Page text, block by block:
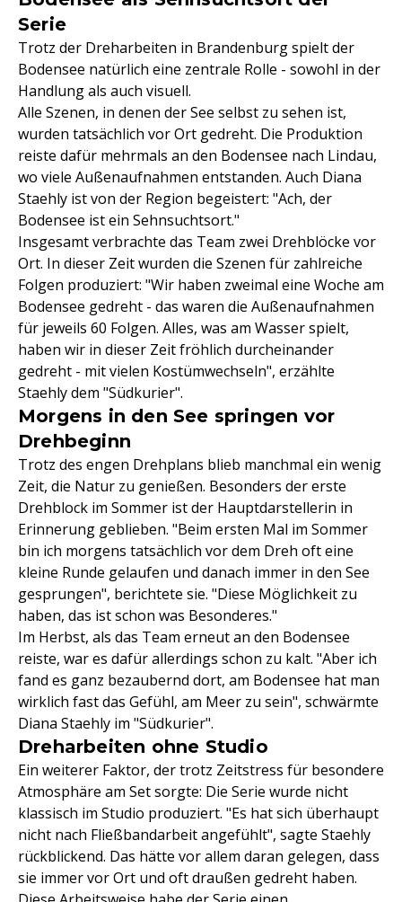
Serie
Trotz der Dreharbeiten in Brandenburg spielt der
Bodensee natürlich eine zentrale Rolle - sowohl in der
Handlung als auch visuell.
Alle Szenen, in denen der See selbst zu sehen ist,
wurden tatsächlich vor Ort gedreht. Die Produktion
reiste dafür mehrmals an den Bodensee nach Lindau,
wo viele Außenaufnahmen entstanden. Auch Diana
Staehly ist von der Region begeistert: "Ach, der
Bodensee ist ein Sehnsuchtsort."
Insgesamt verbrachte das Team zwei Drehblöcke vor
Ort. In dieser Zeit wurden die Szenen für zahlreiche
Folgen produziert: "Wir haben zweimal eine Woche am
Bodensee gedreht - das waren die Außenaufnahmen
für jeweils 60 Folgen. Alles, was am Wasser spielt,
haben wir in dieser Zeit fröhlich durcheinander
gedreht - mit vielen Kostümwechseln", erzählte
Staehly dem "Südkurier".
Morgens in den See springen vor
Drehbeginn
Trotz des engen Drehplans blieb manchmal ein wenig
Zeit, die Natur zu genießen. Besonders der erste
Drehblock im Sommer ist der Hauptdarstellerin in
Erinnerung geblieben. "Beim ersten Mal im Sommer
bin ich morgens tatsächlich vor dem Dreh oft eine
kleine Runde gelaufen und danach immer in den See
gesprungen", berichtete sie. "Diese Möglichkeit zu
haben, das ist schon was Besonderes."
Im Herbst, als das Team erneut an den Bodensee
reiste, war es dafür allerdings schon zu kalt. "Aber ich
fand es ganz bezaubernd dort, am Bodensee hat man
wirklich fast das Gefühl, am Meer zu sein", schwärmte
Diana Staehly im "Südkurier".
Dreharbeiten ohne Studio
Ein weiterer Faktor, der trotz Zeitstress für besondere
Atmosphäre am Set sorgte: Die Serie wurde nicht
klassisch im Studio produziert. "Es hat sich überhaupt
nicht nach Fließbandarbeit angefühlt", sagte Staehly
rückblickend. Das hätte vor allem daran gelegen, dass
sie immer vor Ort und oft draußen gedreht haben.